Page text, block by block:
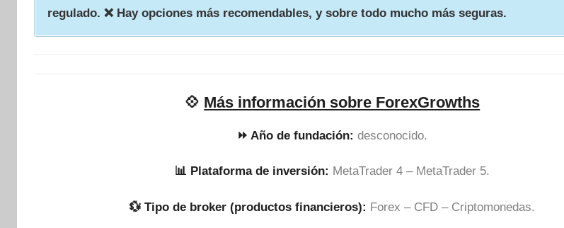
regulado. ❌ Hay opciones más recomendables, y sobre todo mucho más seguras.
💠 Más información sobre ForexGrowths
⏩ Año de fundación: desconocido.
📊 Plataforma de inversión: MetaTrader 4 – MetaTrader 5.
💱 Tipo de broker (productos financieros): Forex – CFD – Criptomonedas.